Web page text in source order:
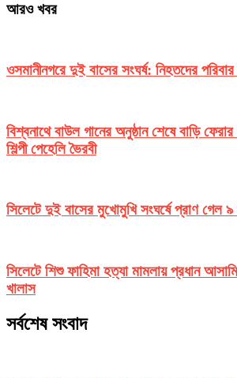
আরও খবর
ওসমানীনগরে দুই বাসের সংঘর্ষ: নিহতদের
বিশ্বনাথে বাউল গানের অনুষ্ঠান শেষে বাড়ি
শিল্পী পেহেলি ভৈরবী
সিলেটে দুই বাসের মুখোমুখি সংঘর্ষে প্রাণ গেল
সিলেটে শিশু ফাহিমা হত্যা মামলায় প্রধান
খালাস
সর্বশেষ সংবাদ